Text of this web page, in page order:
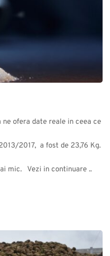
ofera date reale in ceea ce
2017,  a fost de 23,76 Kg.
mic.   Vezi in continuare ..